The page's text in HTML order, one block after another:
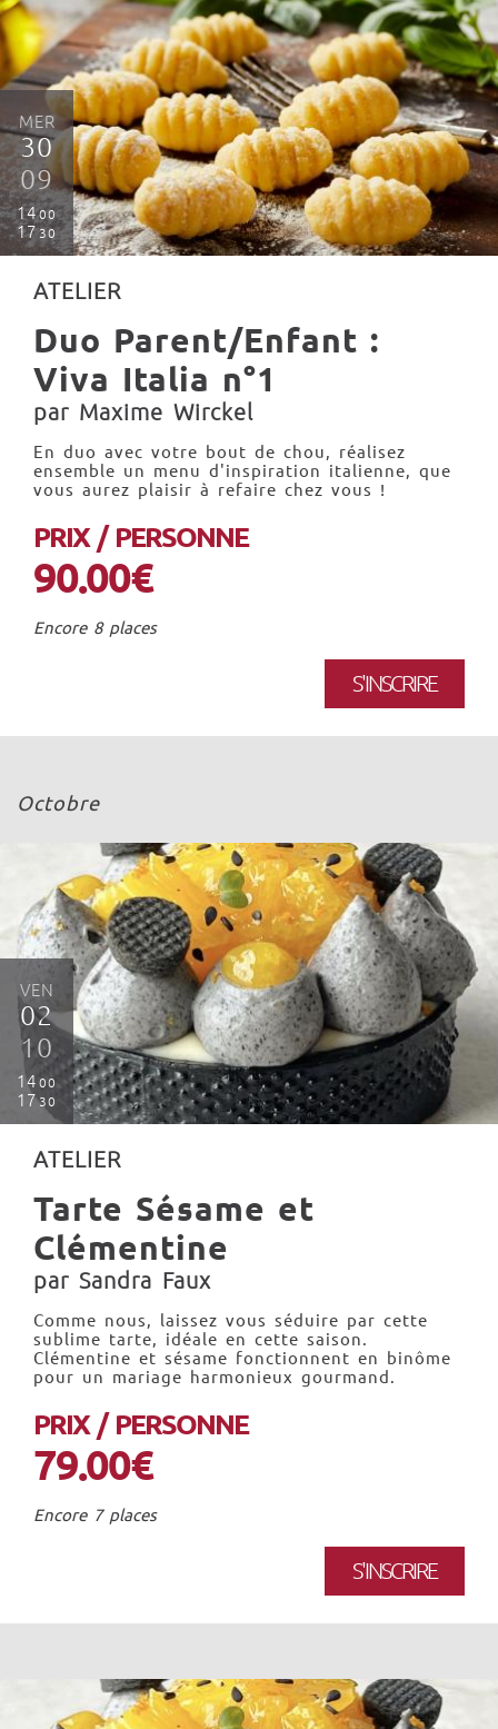
MER
30
09
14 00
17 30
ATELIER
Duo Parent/Enfant :
Viva Italia n°1
par Maxime Wirckel
En duo avec votre bout de chou, réalisez
ensemble un menu d'inspiration italienne, que
vous aurez plaisir à refaire chez vous !
PRIX / PERSONNE
90.00€
Encore 8 places
S'INSCRIRE
Octobre
VEN
02
10
14 00
1730
ATELIER
Tarte Sésame et
Clémentine
par Sandra Faux
Comme nous, laissez vous séduire par cette
sublime tarte, idéale en cette saison.
Clémentine et sésame fonctionnent en binôme
pour un mariage harmonieux gourmand.
PRIX / PERSONNE
79.00€
Encore 7 places
S'INSCRIRE